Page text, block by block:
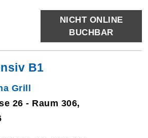
NICHT ONLINE
BUCHBAR
B1
Grill
26 - Raum 306,